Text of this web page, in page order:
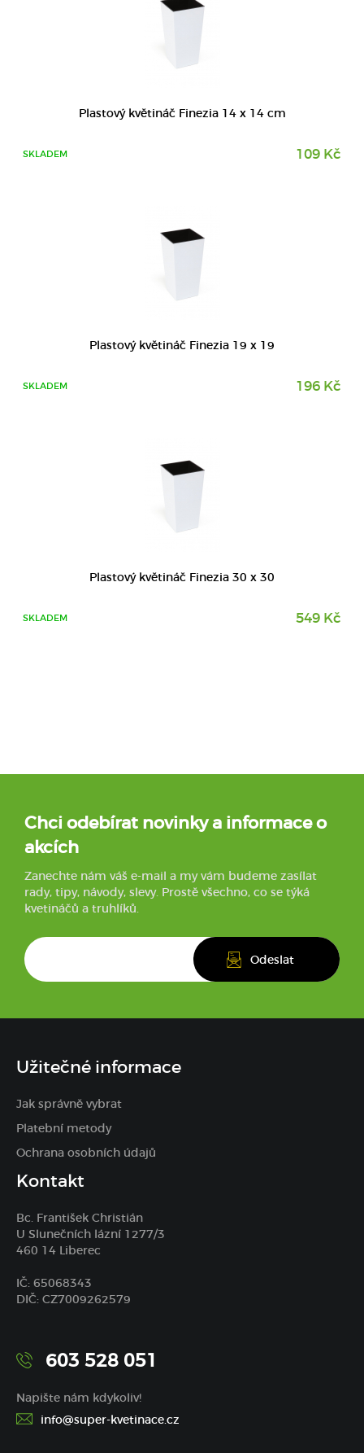
Plastový květináč Finezia 14 x 14 cm
SKLADEM 109 Kč
Plastový květináč Finezia 19 x 19
SKLADEM 196 Kč
Plastový květináč Finezia 30 x 30
SKLADEM 549 Kč
Chci odebírat novinky a informace o
akcích
Zanechte nám váš e-mail a my vám budeme zasílat
rady, tipy, návody, slevy. Prostě všechno, co se týká
kvetináčů a truhlíků.
Užitečné informace
Jak správně vybrat
Platební metody
Ochrana osobních údajů
Kontakt
Bc. František Christián
U Slunečních lázní 1277/3
460 14 Liberec
IČ: 65068343
DIČ: CZ7009262579
603 528 051
Napište nám kdykoliv!
info@super-kvetinace.cz